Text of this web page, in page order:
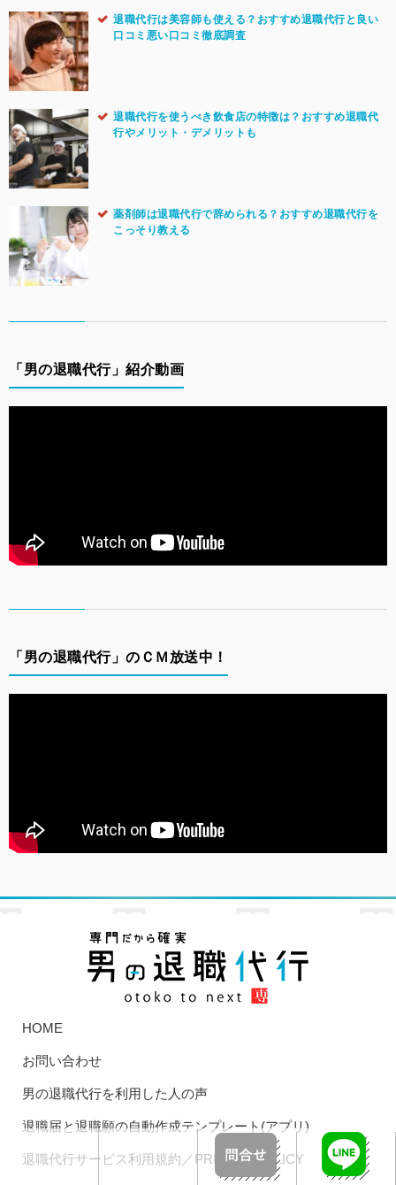
退職代行は美容師も使える？おすすめ退職代行と良い
口コミ悪い口コミ徹底調査
退職代行を使うべき飲食店の特徴は？おすすめ退職代
行やメリット・デメリットも
薬剤師は退職代行で辞められる？おすすめ退職代行を
こっそり教える
「男の退職代行」紹介動画
「男の退職代行」のＣＭ放送中！
HOME
お問い合わせ
男の退職代行を利用した人の声
退職届と退職願の自動作成テンプレート(アプリ)
退職代行サービス利用規約／PRIVACY POLICY